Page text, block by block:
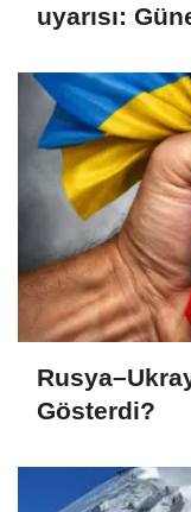
uyarısı:
Gösterdi?